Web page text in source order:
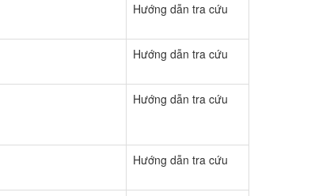
Hướng dẫn tra cứu
Hướng dẫn tra cứu
Hướng dẫn tra cứu
Hướng dẫn tra cứu